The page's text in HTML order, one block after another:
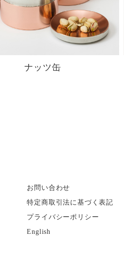
ナッツ缶
お問い合わせ
特定商取引法に基づく表記
プライバシーポリシー
English